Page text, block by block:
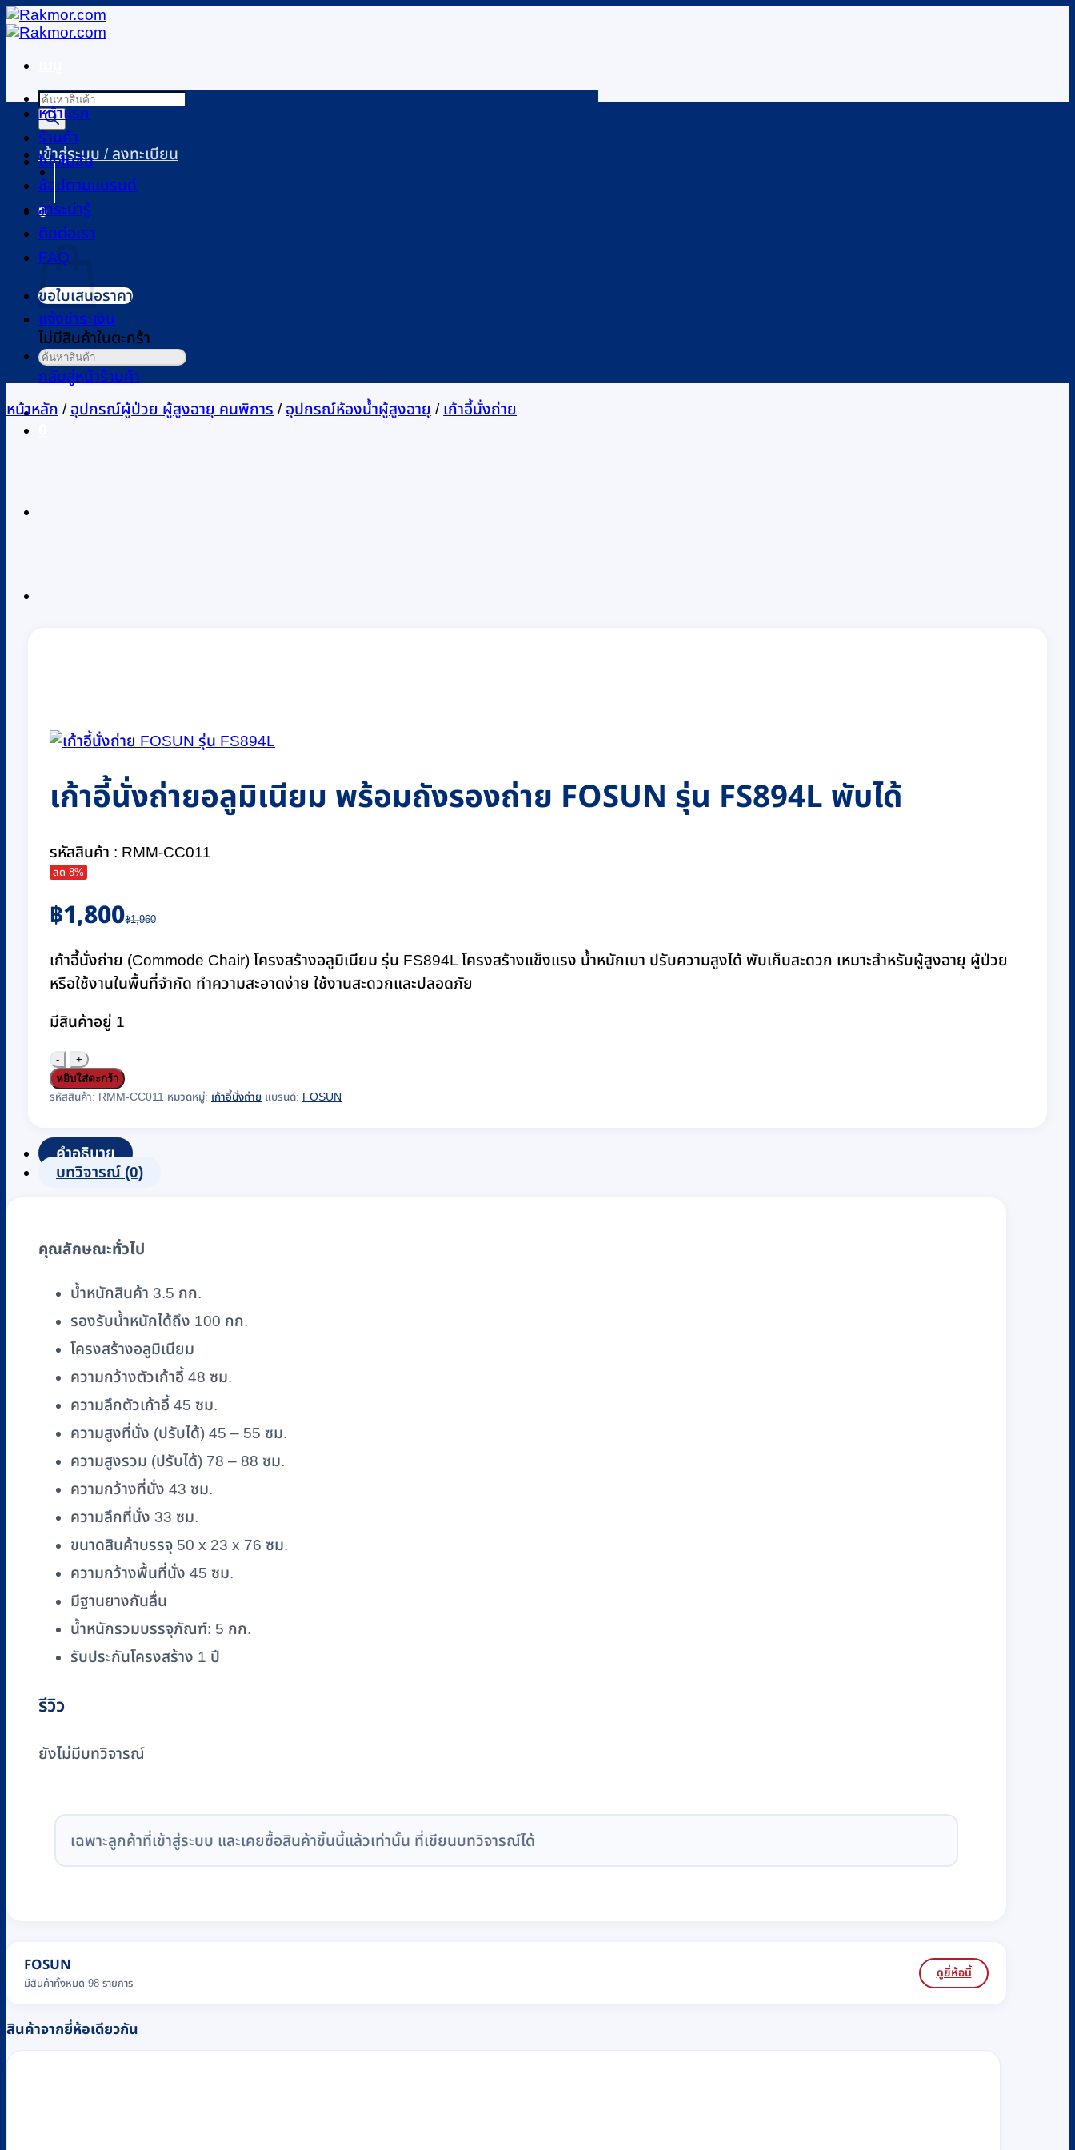
ข้าม
ไป
เนื้อหา
Products
search
เข้าสู่ระบบ / ลงทะเบียน
0
ตะกร้าสินค้า
ไม่มีสินค้าในตะกร้า
กลับสู่หน้าร้านค้า
หน้าแรก
ร้านค้า
โปรโมชัน
ช้อปตามแบรนด์
สาระน่ารู้
ติดต่อเรา
FAQ
ขอใบเสนอราคา
แจ้งชำระเงิน
ค้นหา:
หน้าหลัก / อุปกรณ์ผู้ป่วย ผู้สูงอายุ คนพิการ / อุปกรณ์ห้องน้ำผู้สูงอายุ / เก้าอี้นั่งถ่าย
เก้าอี้นั่งถ่ายอลูมิเนียม พร้อมถังรองถ่าย FOSUN รุ่น FS894L พับได้
รหัสสินค้า : RMM-CC011
ลด 8%
฿1,960
Original
price
฿1,960.
฿1,800
Current
price
฿1,800.
เก้าอี้นั่งถ่าย (Commode Chair) โครงสร้างอลูมิเนียม รุ่น FS894L โครงสร้างแข็งแรง น้ำหนักเบา ปรับความสูงได้ พับเก็บสะดวก เหมาะสำหรับผู้สูงอายุ ผู้ป่วย
หรือใช้งานในพื้นที่จำกัด ทำความสะอาดง่าย ใช้งานสะดวกและปลอดภัย
มีสินค้าอยู่ 1
จำนวน
เก้าอี้
นั่ง
อลู
มิ
ถัง
ถ่าย
FOSUN
รุ่น
FS894L
พับ
หยิบใส่ตะกร้า
รหัสสินค้า: RMM-CC011 หมวดหมู่: เก้าอี้นั่งถ่าย แบรนด์: FOSUN
คำอธิบาย
บทวิจารณ์ (0)
คุณลักษณะทั่วไป
น้ำหนักสินค้า 3.5 กก.
รองรับน้ำหนักได้ถึง 100 กก.
โครงสร้างอลูมิเนียม
ความกว้างตัวเก้าอี้ 48 ซม.
ความลึกตัวเก้าอี้ 45 ซม.
ความสูงที่นั่ง (ปรับได้) 45 – 55 ซม.
ความสูงรวม (ปรับได้) 78 – 88 ซม.
ความกว้างที่นั่ง 43 ซม.
ความลึกที่นั่ง 33 ซม.
ขนาดสินค้าบรรจุ 50 x 23 x 76 ซม.
ความกว้างพื้นที่นั่ง 45 ซม.
มีฐานยางกันลื่น
น้ำหนักรวมบรรจุภัณฑ์: 5 กก.
รับประกันโครงสร้าง 1 ปี
รีวิว
ยังไม่มีบทวิจารณ์
เฉพาะลูกค้าที่เข้าสู่ระบบ และเคยซื้อสินค้าชิ้นนี้แล้วเท่านั้น ที่เขียนบทวิจารณ์ได้
FOSUN
มีสินค้าทั้งหมด 98 รายการ
ดูยี่ห้อนี้
สินค้าจากยี่ห้อเดียวกัน